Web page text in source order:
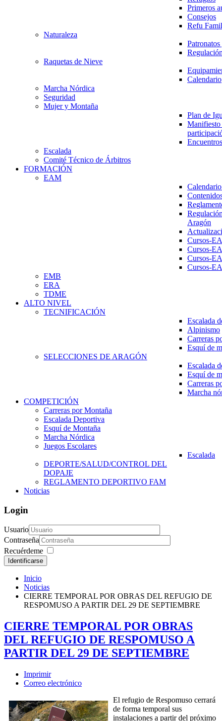
Primeros
Consejos
Refu
Naturaleza
Raquetas de Nieve
Calendario
Marcha Nórdica
Seguridad
Mujer y Montaña
Plan de
Escalada
Comité Técnico de Árbitros
FORMACIÓN
EAM
Aragón
Cursos-
Cursos-
Cursos-
Cursos-
EMB
ERA
TDME
ALTO NIVEL
TECNIFICACIÓN
Escalada
Alpinismo
Carreras
Esquí de
SELECCIONES DE ARAGÓN
Escalada
Esquí de
Carreras
Marcha
COMPETICIÓN
Carreras por Montaña
Escalada Deportiva
Esquí de Montaña
Marcha Nórdica
Juegos Escolares
Escalada
DEPORTE/SALUD/CONTROL DEL
DOPAJE
REGLAMENTO DEPORTIVO FAM
Noticias
Login
Usuario
Contraseña
Recuérdeme
Identificarse
Inicio
Noticias
CIERRE TEMPORAL POR OBRAS DEL REFUGIO DE
RESPOMUSO A PARTIR DEL 29 DE SEPTIEMBRE
CIERRE TEMPORAL POR OBRAS
DEL REFUGIO DE RESPOMUSO A
PARTIR DEL 29 DE SEPTIEMBRE
Imprimir
Correo electrónico
El refugio de Respomuso cerrará
de forma temporal sus
instalaciones a partir del próximo